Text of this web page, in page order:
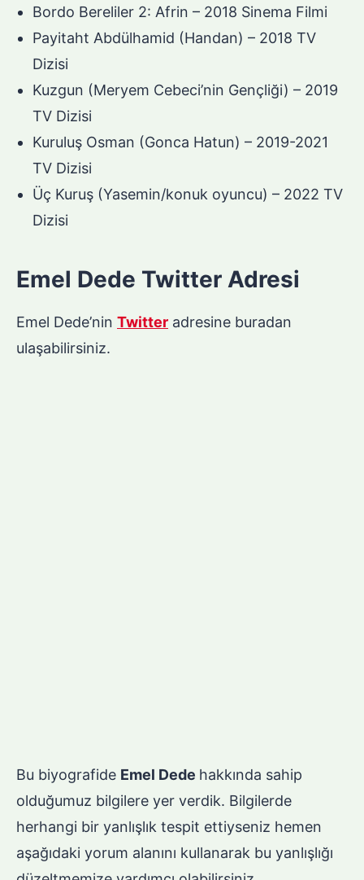
Bordo Bereliler 2: Afrin – 2018 Sinema Filmi
Payitaht Abdülhamid (Handan) – 2018 TV
Dizisi
Kuzgun (Meryem Cebeci’nin Gençliği) – 2019
TV Dizisi
Kuruluş Osman (Gonca Hatun) – 2019-2021
TV Dizisi
Üç Kuruş (Yasemin/konuk oyuncu) – 2022 TV
Dizisi
Emel Dede Twitter Adresi
Emel Dede’nin Twitter adresine buradan
ulaşabilirsiniz.
Bu biyografide Emel Dede hakkında sahip
olduğumuz bilgilere yer verdik. Bilgilerde
herhangi bir yanlışlık tespit ettiyseniz hemen
aşağıdaki yorum alanını kullanarak bu yanlışlığı